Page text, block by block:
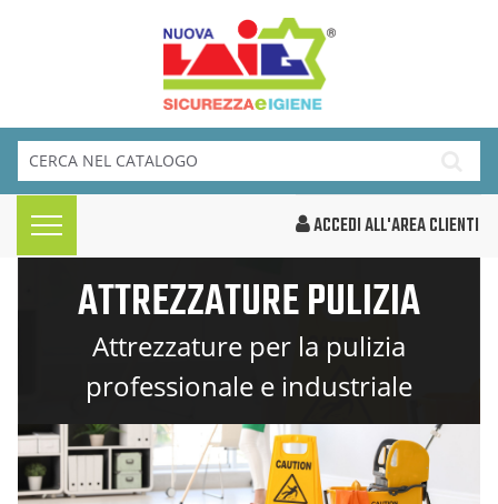
ACCEDI ALL'AREA CLIENTI
ATTREZZATURE PULIZIA
Attrezzature per la pulizia
professionale e industriale